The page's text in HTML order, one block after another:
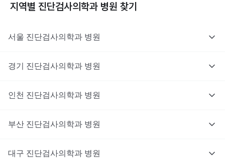
지역별 진단검사의학과 병원 찾기
서울 진단검사의학과 병원
경기 진단검사의학과 병원
인천 진단검사의학과 병원
부산 진단검사의학과 병원
대구 진단검사의학과 병원